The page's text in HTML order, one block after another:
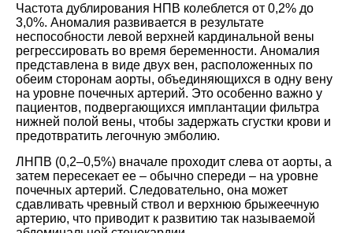
Частота дублирования НПВ колеблется от 0,2% до
3,0%. Аномалия развивается в результате
неспособности левой верхней кардинальной вены
регрессировать во время беременности. Аномалия
представлена ​​в виде двух вен, расположенных по
обеим сторонам аорты, объединяющихся в одну вену
на уровне почечных артерий. Это особенно важно у
пациентов, подвергающихся имплантации фильтра
нижней полой вены, чтобы задержать сгустки крови и
предотвратить легочную эмболию.
ЛНПВ (0,2–0,5%) вначале проходит слева от аорты, а
затем пересекает ее – обычно спереди – на уровне
почечных артерий. Следовательно, она может
сдавливать чревный ствол и верхнюю брыжеечную
артерию, что приводит к развитию так называемой